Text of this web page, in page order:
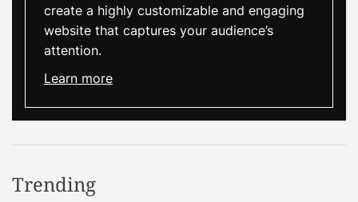
create a highly customizable and engaging
website that captures your audience’s
attention.
Learn more
Trending